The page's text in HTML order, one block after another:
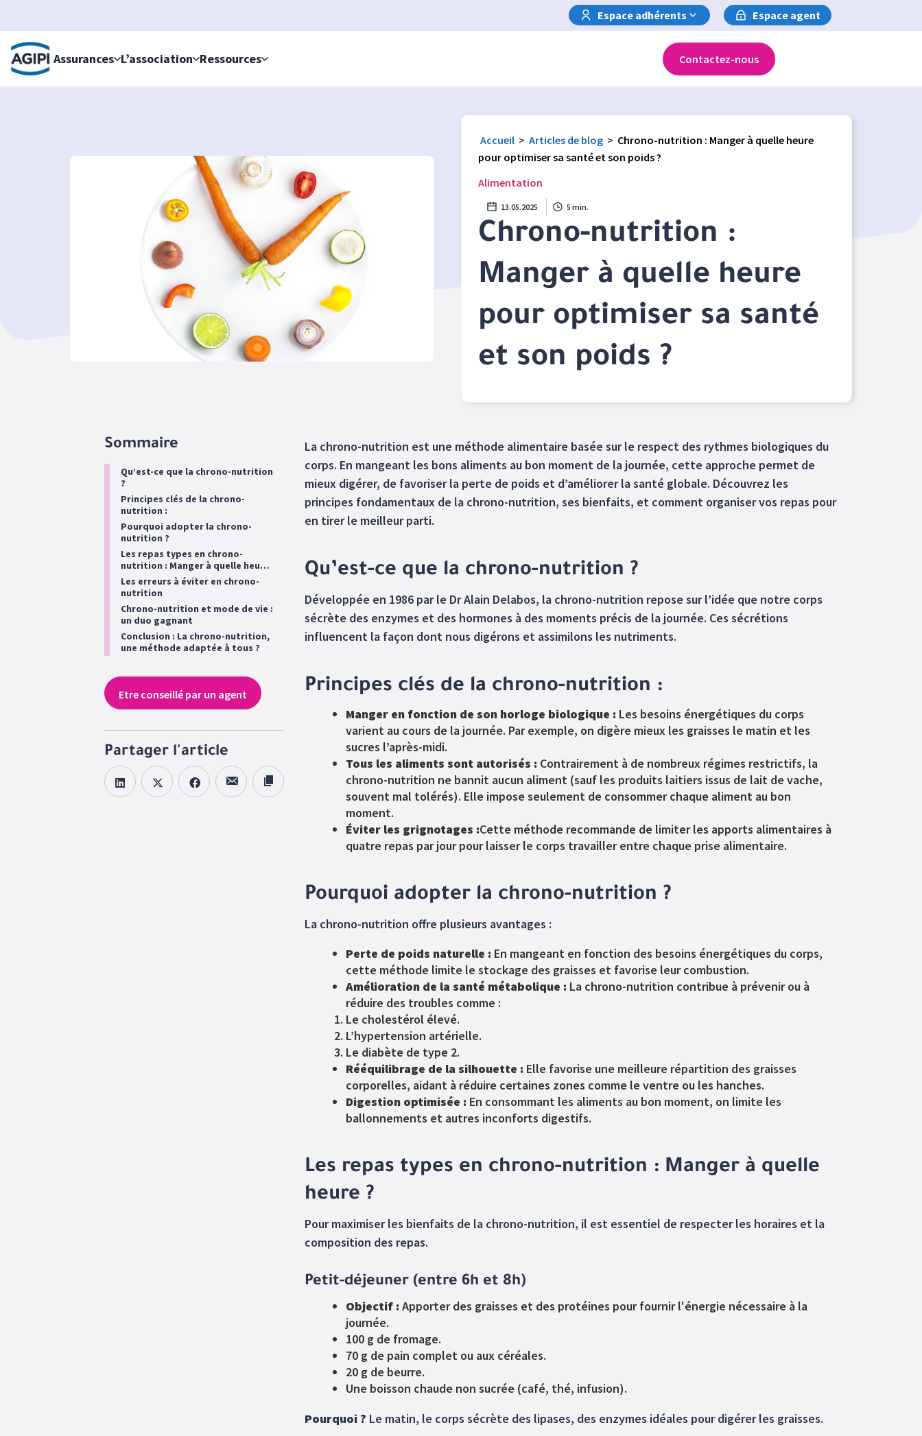
Espace adhérents
Espace agent
Accès au menu
Accès au contenu principal
Assurances L’association Ressources Contactez-nous
Accueil > Articles de blog > Chrono-nutrition : Manger à quelle heure
pour optimiser sa santé et son poids ?
Alimentation
13.05.2025 5 min.
Chrono-nutrition :
Manger à quelle heure
pour optimiser sa santé
et son poids ?
Sommaire
Qu’est-ce que la chrono-nutrition
?
Principes clés de la chrono-
nutrition :
Pourquoi adopter la chrono-
nutrition ?
Les repas types en chrono-
nutrition : Manger à quelle heure
?Les erreurs à éviter en chrono-
nutrition
Chrono-nutrition et mode de vie :
un duo gagnant
Conclusion : La chrono-nutrition,
une méthode adaptée à tous ?
Etre conseillé par un agent
Partager l'article
La chrono-nutrition est une méthode alimentaire basée sur le respect des rythmes biologiques du
corps. En mangeant les bons aliments au bon moment de la journée, cette approche permet de
mieux digérer, de favoriser la perte de poids et d’améliorer la santé globale. Découvrez les
principes fondamentaux de la chrono-nutrition, ses bienfaits, et comment organiser vos repas pour
en tirer le meilleur parti.
Qu’est-ce que la chrono-nutrition ?
Développée en 1986 par le Dr Alain Delabos, la chrono-nutrition repose sur l’idée que notre corps
sécrète des enzymes et des hormones à des moments précis de la journée. Ces sécrétions
influencent la façon dont nous digérons et assimilons les nutriments.
Principes clés de la chrono-nutrition :
Manger en fonction de son horloge biologique : Les besoins énergétiques du corps
varient au cours de la journée. Par exemple, on digère mieux les graisses le matin et les
sucres l’après-midi.
Tous les aliments sont autorisés : Contrairement à de nombreux régimes restrictifs, la
chrono-nutrition ne bannit aucun aliment (sauf les produits laitiers issus de lait de vache,
souvent mal tolérés). Elle impose seulement de consommer chaque aliment au bon
moment.
Éviter les grignotages :Cette méthode recommande de limiter les apports alimentaires à
quatre repas par jour pour laisser le corps travailler entre chaque prise alimentaire.
Pourquoi adopter la chrono-nutrition ?
La chrono-nutrition offre plusieurs avantages :
Perte de poids naturelle : En mangeant en fonction des besoins énergétiques du corps,
cette méthode limite le stockage des graisses et favorise leur combustion.
Amélioration de la santé métabolique : La chrono-nutrition contribue à prévenir ou à
réduire des troubles comme :
Le cholestérol élevé.
L’hypertension artérielle.
Le diabète de type 2.
Rééquilibrage de la silhouette : Elle favorise une meilleure répartition des graisses
corporelles, aidant à réduire certaines zones comme le ventre ou les hanches.
Digestion optimisée : En consommant les aliments au bon moment, on limite les
ballonnements et autres inconforts digestifs.
Les repas types en chrono-nutrition : Manger à quelle
heure ?
Pour maximiser les bienfaits de la chrono-nutrition, il est essentiel de respecter les horaires et la
composition des repas.
Petit-déjeuner (entre 6h et 8h)
Objectif : Apporter des graisses et des protéines pour fournir l'énergie nécessaire à la
journée.
100 g de fromage.
70 g de pain complet ou aux céréales.
20 g de beurre.
Une boisson chaude non sucrée (café, thé, infusion).
Pourquoi ? Le matin, le corps sécrète des lipases, des enzymes idéales pour digérer les graisses.